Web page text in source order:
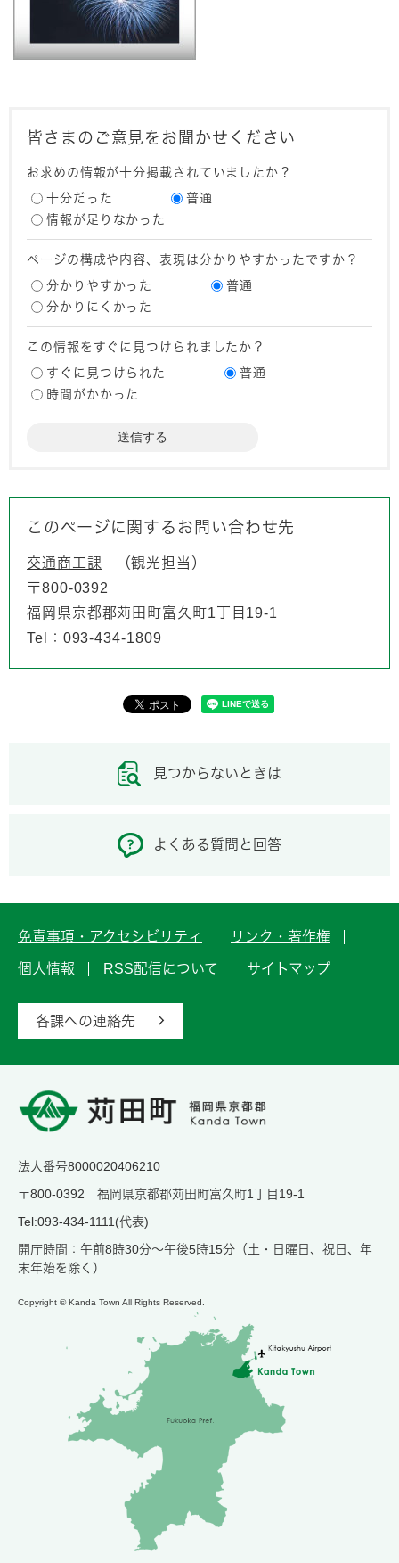
皆さまのご意見をお聞かせください
お求めの情報が十分掲載されていましたか？
十分だった
普通
情報が足りなかった
ページの構成や内容、表現は分かりやすかったですか？
分かりやすかった
普通
分かりにくかった
この情報をすぐに見つけられましたか？
すぐに見つけられた
普通
時間がかかった
このページに関するお問い合わせ先
交通商工課
観光担当
〒800-0392
福岡県京都郡苅田町富久町1丁目19-1
Tel：093-434-1809
見つからないときは
よくある質問と回答
免責事項・アクセシビリティ リンク・著作権
個人情報 RSS配信について サイトマップ
各課への連絡先
法人番号8000020406210
〒800-0392 福岡県京都郡苅田町富久町1丁目19-1
Tel:093-434-1111(代表)
開庁時間：午前8時30分～午後5時15分（土・日曜日、祝日、年
末年始を除く）
Copyright © Kanda Town All Rights Reserved.